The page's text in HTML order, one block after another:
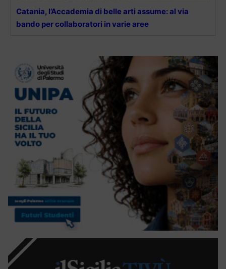
Catania, l’Accademia di belle arti assume: al via
bando per collaboratori in varie aree